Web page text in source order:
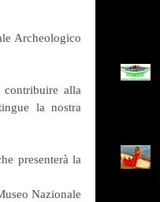
Archeologico
alla
la nostra
presenterà la
Nazionale